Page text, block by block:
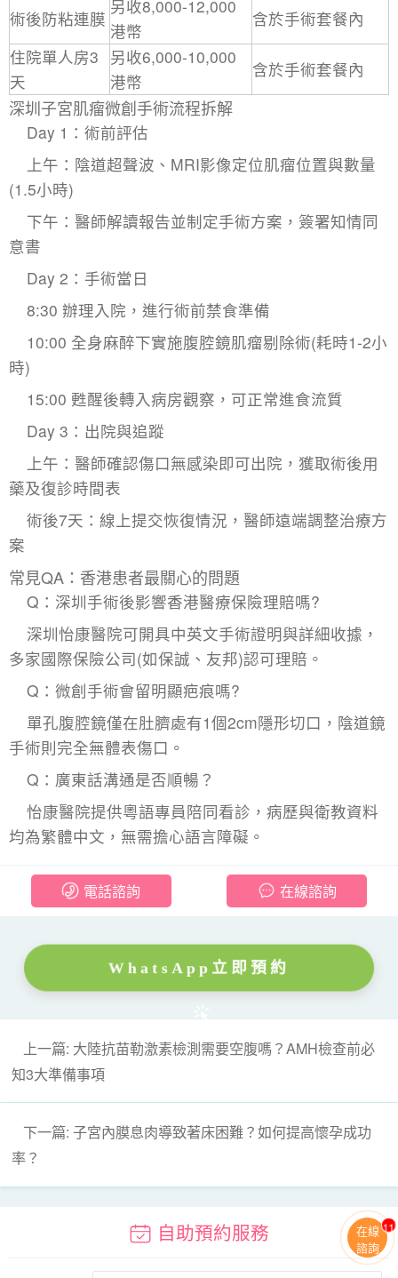
術後防粘連膜
另收8,000-12,000
港幣
含於手術套餐內
住院單人房3
天
另收6,000-10,000
港幣
含於手術套餐內
深圳子宮肌瘤微創手術流程拆解
Day 1：術前評估
上午：陰道超聲波、MRI影像定位肌瘤位置與數量
(1.5小時)
下午：醫師解讀報告並制定手術方案，簽署知情同
意書
Day 2：手術當日
8:30 辦理入院，進行術前禁食準備
10:00 全身麻醉下實施腹腔鏡肌瘤剔除術(耗時1-2小
時)
15:00 甦醒後轉入病房觀察，可正常進食流質
Day 3：出院與追蹤
上午：醫師確認傷口無感染即可出院，獲取術後用
藥及復診時間表
術後7天：線上提交恢復情況，醫師遠端調整治療方
案
常見QA：香港患者最關心的問題
Q：深圳手術後影響香港醫療保險理賠嗎?
深圳怡康醫院可開具中英文手術證明與詳細收據，
多家國際保險公司(如保誠、友邦)認可理賠。
Q：微創手術會留明顯疤痕嗎?
單孔腹腔鏡僅在肚臍處有1個2cm隱形切口，陰道鏡
手術則完全無體表傷口。
Q：廣東話溝通是否順暢？
怡康醫院提供粵語專員陪同看診，病歷與衛教資料
均為繁體中文，無需擔心語言障礙。
電話諮詢 在線諮詢
WhatsApp立即預約
上一篇: 大陸抗苗勒激素檢測需要空腹嗎？AMH檢查前必
知3大準備事項
下一篇: 子宮內膜息肉導致著床困難？如何提高懷孕成功
率？
自助預約服務
在線
諮詢
11